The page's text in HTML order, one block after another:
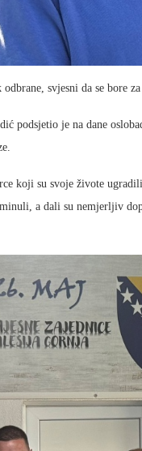
svjesni da se bore
podsjetio je na dane
koji su svoje živote
a dali su nemjerljiv